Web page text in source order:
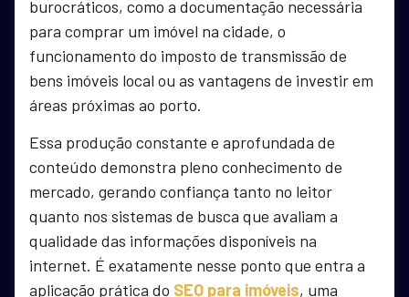
burocráticos, como a documentação necessária
para comprar um imóvel na cidade, o
funcionamento do imposto de transmissão de
bens imóveis local ou as vantagens de investir em
áreas próximas ao porto.
Essa produção constante e aprofundada de
conteúdo demonstra pleno conhecimento de
mercado, gerando confiança tanto no leitor
quanto nos sistemas de busca que avaliam a
qualidade das informações disponíveis na
internet. É exatamente nesse ponto que entra a
aplicação prática do SEO para imóveis, uma